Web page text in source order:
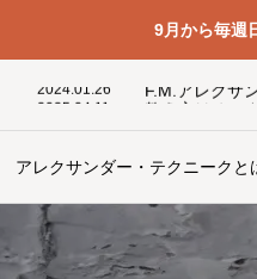
9月から毎週
アレクサンダー・テクニークと
2026.05.31 人間とパソコ
2025.04.11 教え方はオー
2026.07.13 写真を撮って
2024.06.11 違う意味で使
2025.04.29 レッスンに来る
2024.02.23 自分の使い方
2026.05.31 人間とパソコ
2024.01.26 F.M.アレクサ